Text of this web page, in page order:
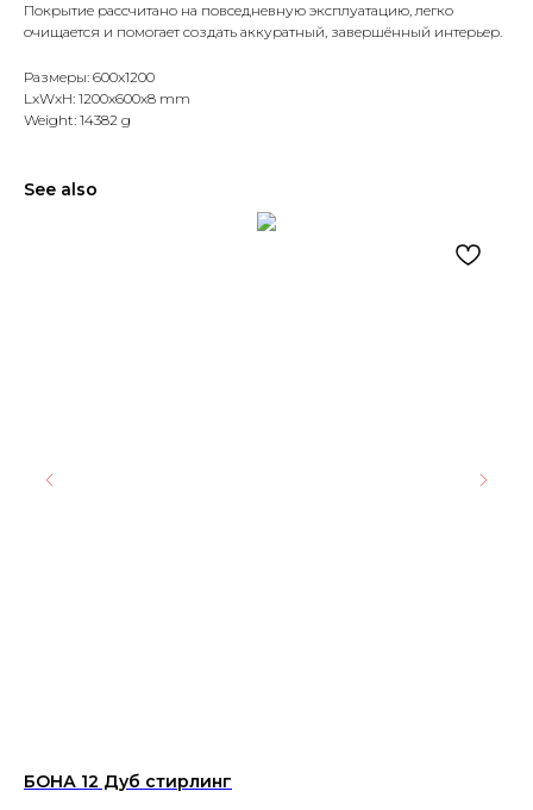
Покрытие рассчитано на повседневную эксплуатацию, легко
очищается и помогает создать аккуратный, завершённый интерьер.
Размеры: 600x1200
LxWxH: 1200x600x8 mm
Weight: 14382 g
See also
БОНА 12 Дуб стирлинг